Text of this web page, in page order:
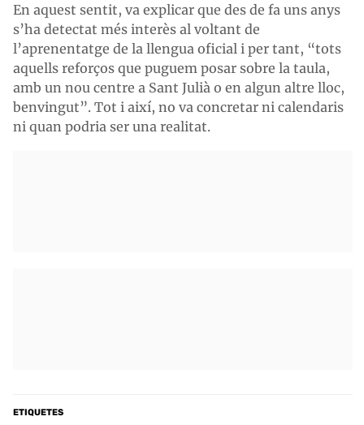
En aquest sentit, va explicar que des de fa uns anys
s’ha detectat més interès al voltant de
l’aprenentatge de la llengua oficial i per tant, “tots
aquells reforços que puguem posar sobre la taula,
amb un nou centre a Sant Julià o en algun altre lloc,
benvingut”. Tot i així, no va concretar ni calendaris
ni quan podria ser una realitat.
ETIQUETES